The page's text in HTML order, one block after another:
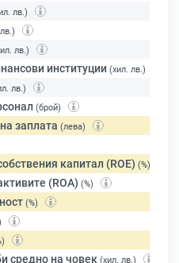
лв.)
лв.)
институции (хил. лв.)
лв.)
(брой)
заплата (лева)
капитал (ROE) (%)
(ROA) (%)
(%)
средно на човек (хил. лв.)